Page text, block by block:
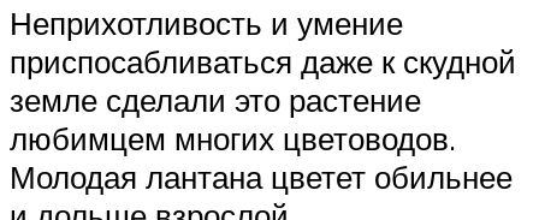
Неприхотливость и умение
приспосабливаться даже к скудной
земле сделали это растение
любимцем многих цветоводов.
Молодая лантана цветет обильнее